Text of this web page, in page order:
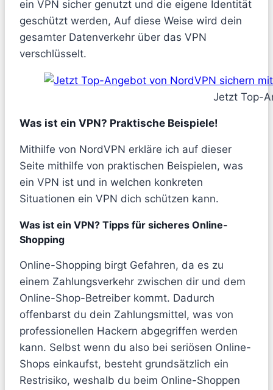
ein VPN sicher genutzt und die eigene Identität
geschützt werden, Auf diese Weise wird dein
gesamter Datenverkehr über das VPN
verschlüsselt.
Jetzt Top-
Was ist ein VPN? Praktische Beispiele!
Mithilfe von NordVPN erkläre ich auf dieser
Seite mithilfe von praktischen Beispielen, was
ein VPN ist und in welchen konkreten
Situationen ein VPN dich schützen kann.
Was ist ein VPN? Tipps für sicheres Online-
Shopping
Online-Shopping birgt Gefahren, da es zu
einem Zahlungsverkehr zwischen dir und dem
Online-Shop-Betreiber kommt. Dadurch
offenbarst du dein Zahlungsmittel, was von
professionellen Hackern abgegriffen werden
kann. Selbst wenn du also bei seriösen Online-
Shops einkaufst, besteht grundsätzlich ein
Restrisiko, weshalb du beim Online-Shoppen